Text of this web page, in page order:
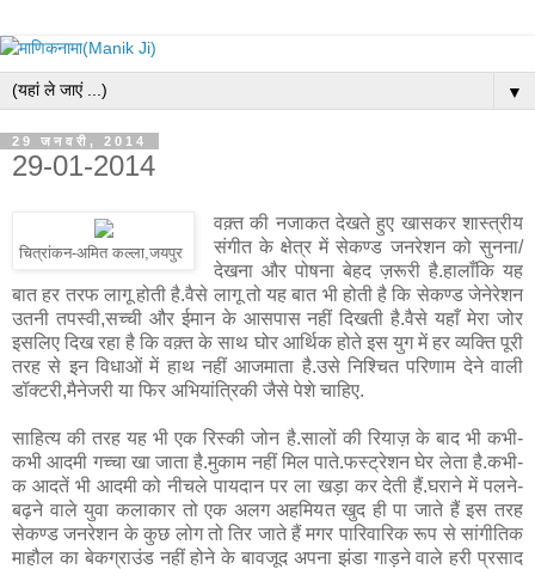
▼
29 जनवरी, 2014
29-01-2014
चित्रांकन-अमित कल्ला,जयपुर
वक़्त की नजाकत देखते हुए खासकर शास्त्रीय
संगीत के क्षेत्र में सेकण्ड जनरेशन को सुनना/
देखना और पोषना बेहद ज़रूरी है.हालाँकि यह
बात हर तरफ लागू होती है.वैसे लागू तो यह बात भी होती है कि सेकण्ड जेनेरेशन
उतनी तपस्वी,सच्ची और ईमान के आसपास नहीं दिखती है.वैसे यहाँ मेरा जोर
इसलिए दिख रहा है कि वक़्त के साथ घोर आर्थिक होते इस युग में हर व्यक्ति पूरी
तरह से इन विधाओं में हाथ नहीं आजमाता है.उसे निश्चित परिणाम देने वाली
डॉक्टरी,मैनेजरी या फिर अभियांत्रिकी जैसे पेशे चाहिए.
साहित्य की तरह यह भी एक रिस्की जोन है.सालों की रियाज़ के बाद भी कभी-
कभी आदमी गच्चा खा जाता है.मुकाम नहीं मिल पाते.फस्ट्रेशन घेर लेता है.कभी-
क आदतें भी आदमी को नीचले पायदान पर ला खड़ा कर देती हैं.घराने में पलने-
बढ़ने वाले युवा कलाकार तो एक अलग अहमियत खुद ही पा जाते हैं इस तरह
सेकण्ड जनरेशन के कुछ लोग तो तिर जाते हैं मगर पारिवारिक रूप से सांगीतिक
माहौल का बेकग्राउंड नहीं होने के बावजूद अपना झंडा गाड़ने वाले हरी प्रसाद